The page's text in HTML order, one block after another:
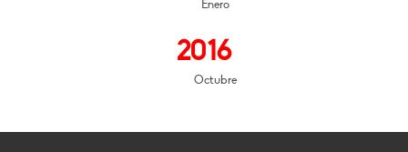
Enero
2016
Octubre